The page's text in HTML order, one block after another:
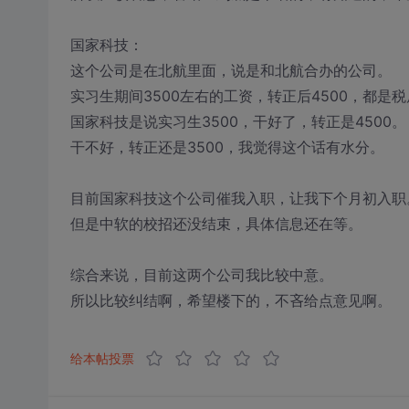
国家科技：
这个公司是在北航里面，说是和北航合办的公司。
实习生期间3500左右的工资，转正后4500，都是税
国家科技是说实习生3500，干好了，转正是4500。
干不好，转正还是3500，我觉得这个话有水分。
目前国家科技这个公司催我入职，让我下个月初入
但是中软的校招还没结束，具体信息还在等。
综合来说，目前这两个公司我比较中意。
所以比较纠结啊，希望楼下的，不吝给点意见啊。
给本帖投票